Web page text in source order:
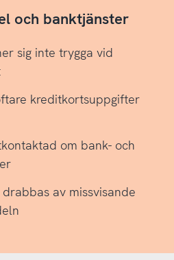
och banktjänster
sig inte trygga vid
kreditkortsuppgifter
om bank- och
av missvisande